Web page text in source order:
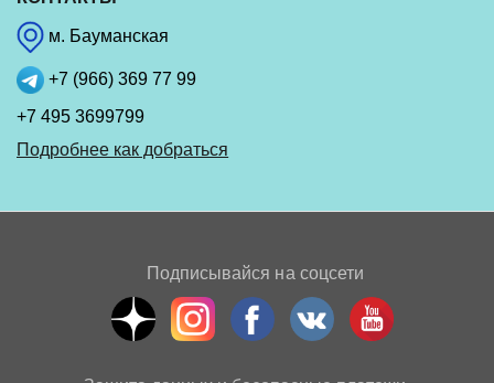
м. Бауманская
+7 (966) 369 77 99
+7 495 3699799
Подробнее как добраться
Подписывайся на соцсети